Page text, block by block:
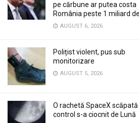
pe cărbune ar putea costa
România peste 1 miliard
AUGUST 6, 2026
Polițist violent, pus sub
monitorizare
AUGUST 5, 2026
O rachetă SpaceX scăpată
control s-a ciocnit de Lună